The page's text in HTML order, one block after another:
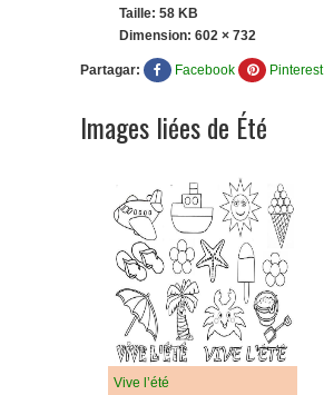
Taille: 58 KB
Dimension: 602 × 732
Partagar: Facebook Pinterest
Images liées de Été
Vive l’été